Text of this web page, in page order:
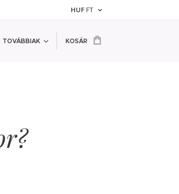
HUF FT
TOVÁBBIAK KOSÁR